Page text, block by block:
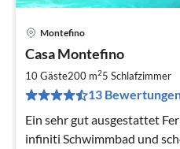
Montefino
Casa Montefino
10 Gäste200 m25 Schlafzimmer
13
Ein sehr gut ausgestattet
infiniti Schwimmbad und schönen